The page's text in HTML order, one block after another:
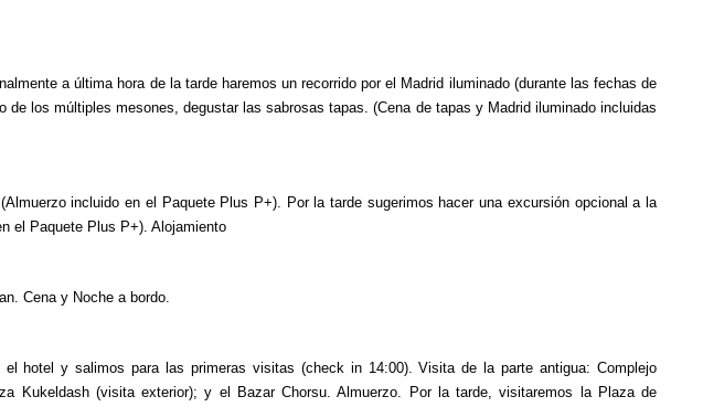
a última hora de la tarde haremos un recorrido por el Madrid iluminado (durante las fechas de
los múltiples mesones, degustar las sabrosas tapas. (Cena de tapas y Madrid iluminado incluidas
incluido en el Paquete Plus P+). Por la tarde sugerimos hacer una excursión opcional a la
el Paquete Plus P+). Alojamiento
Cena y Noche a bordo.
hotel y salimos para las primeras visitas (check in 14:00). Visita de la parte antigua: Complejo
Kukeldash (visita exterior); y el Bazar Chorsu. Almuerzo. Por la tarde, visitaremos la Plaza de